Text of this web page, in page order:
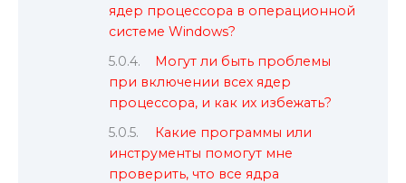
ядер процессора в операционной
системе Windows?
Могут ли быть проблемы
при включении всех ядер
процессора, и как их избежать?
Какие программы или
инструменты помогут мне
проверить, что все ядра